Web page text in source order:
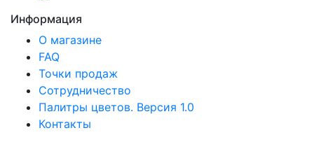
Информация
О магазине
FAQ
Точки продаж
Сотрудничество
Палитры цветов. Версия 1.0
Контакты